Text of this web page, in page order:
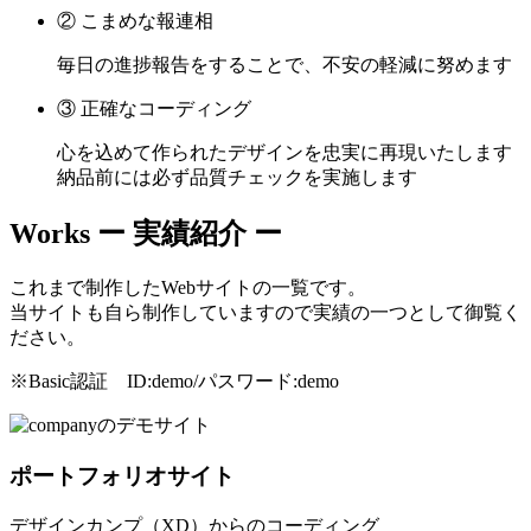
② こまめな報連相
毎日の進捗報告をすることで、不安の軽減に努めます
③ 正確なコーディング
心を込めて作られたデザインを忠実に再現いたします
納品前には必ず品質チェックを実施します
Works ー 実績紹介 ー
これまで制作したWebサイトの一覧です。
当サイトも自ら制作していますので実績の一つとして御覧く
ださい。
※Basic認証 ID:demo/パスワード:demo
ポートフォリオサイト
デザインカンプ（XD）からのコーディング